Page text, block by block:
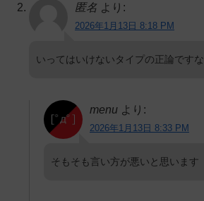
匿名 より:
2026年1月13日 8:18 PM
いってはいけないタイプの正論ですな
menu より:
2026年1月13日 8:33 PM
そもそも言い方が悪いと思います